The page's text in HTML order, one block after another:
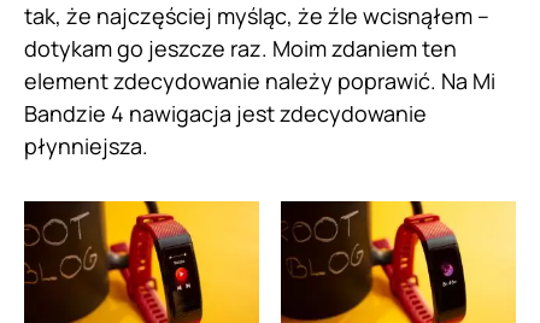
tak, że najczęściej myśląc, że źle wcisnąłem –
dotykam go jeszcze raz. Moim zdaniem ten
element zdecydowanie należy poprawić. Na Mi
Bandzie 4 nawigacja jest zdecydowanie
płynniejsza.